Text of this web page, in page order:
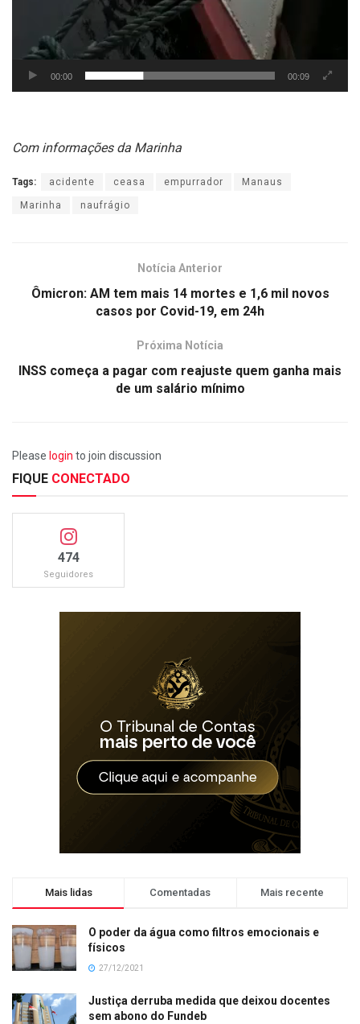
00:00 00:09
Com informações da Marinha
Tags: acidente ceasa empurrador Manaus
Marinha naufrágio
Notícia Anterior
Ômicron: AM tem mais 14 mortes e 1,6 mil novos
casos por Covid-19, em 24h
Próxima Notícia
INSS começa a pagar com reajuste quem ganha mais
de um salário mínimo
Please login to join discussion
FIQUE CONECTADO
474
Seguidores
Mais lidas Comentadas Mais recente
O poder da água como filtros emocionais e
físicos
27/12/2021
Justiça derruba medida que deixou docentes
sem abono do Fundeb